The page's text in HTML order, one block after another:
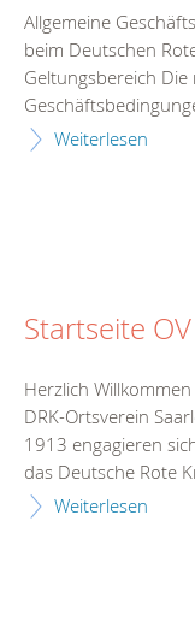
Allgemeine
beim Deutschen
Geltungsbereich
Weiterlesen
Startseite OV
Herzlich
DRK-Ortsverein
1913 engagieren
das Deutsche Rote
Weiterlesen